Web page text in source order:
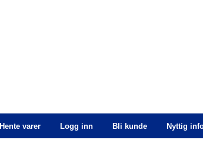
Hente varer Logg inn Bli kunde Nyttig